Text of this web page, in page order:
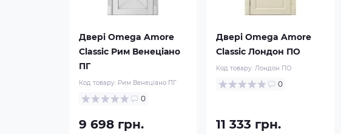
Двері Omega Amore
Classic Рим Венеціано
ПГ
Код товару: Рим Венеціано ПГ
0
9 698 грн.
Двері Omega Amore
Classic Лондон ПО
Код товару:Лондон ПО
0
11 333 грн.